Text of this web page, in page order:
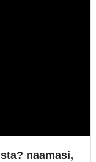
naamasi,